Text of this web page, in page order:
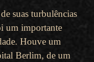
suas turbulências
um importante
Houve um
Berlim, de um